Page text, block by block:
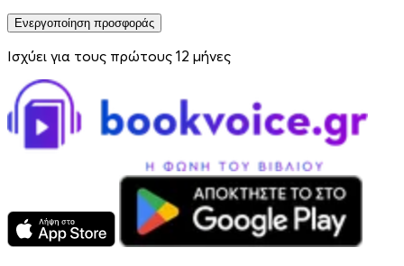
Ενεργοποίηση προσφοράς
Ισχύει για τους πρώτους 12 μήνες